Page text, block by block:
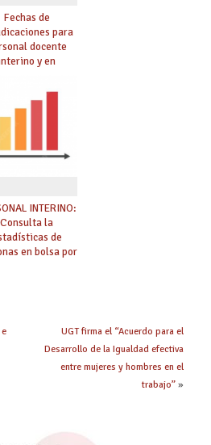
Fechas de
para
docente
y en
debes saber
INTERINO:
Consulta la
de
en bolsa por
UGT firma el “Acuerdo para el
Desarrollo de la Igualdad efectiva
entre mujeres y hombres en el
trabajo”»